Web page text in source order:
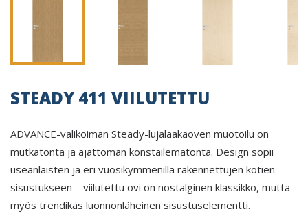
STEADY 411 VIILUTETTU
ADVANCE-valikoiman Steady-lujalaakaoven muotoilu on
mutkatonta ja ajattoman konstailematonta. Design sopii
useanlaisten ja eri vuosikymmenillä rakennettujen kotien
sisustukseen – viilutettu ovi on nostalginen klassikko, mutta
myös trendikäs luonnonläheinen sisustuselementti.